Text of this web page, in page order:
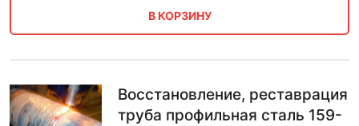
В КОРЗИНУ
Восстановление, реставрация
труба профильная сталь 159-